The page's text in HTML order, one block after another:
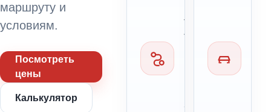
маршруту и
условиям.
Посмотреть
цены
Калькулятор
у
т